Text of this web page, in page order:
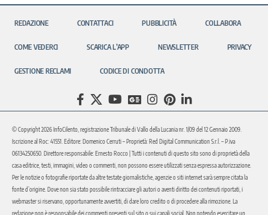
REDAZIONE CONTATTACI PUBBLICITÀ COLLABORA
COME VEDERCI SCARICA L’APP NEWSLETTER PRIVACY
GESTIONE RECLAMI CODICE DI CONDOTTA
© Copyright 2026 InfoCilento, registrazione Tribunale di Vallo della Lucania nr. 1/09 del 12 Gennaio 2009.
Iscrizione al Roc: 41551. Editore: Domenico Cerruti – Proprietà: Red Digital Communication S.r.l. – P.iva
06134250650. Direttore responsabile: Ernesto Rocco | Tutti i contenuti di questo sito sono di proprietà della
casa editrice, testi, immagini, video o commenti, non possono essere utilizzati senza espressa autorizzazione.
Per le notizie o fotografie riportate da altre testate giornalistiche, agenzie o siti internet sarà sempre citata la
fonte d’origine. Dove non sia stato possibile rintracciare gli autori o aventi diritto dei contenuti riportati, i
webmaster si riservano, opportunamente avvertiti, di dare loro credito o di procedere alla rimozione. La
redazione non è responsabile dei commenti presenti sul sito o sui canali social. Non potendo esercitare un